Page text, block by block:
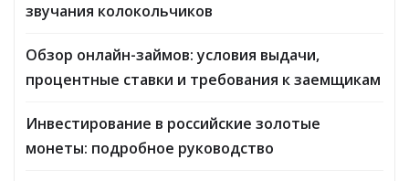
звучания колокольчиков
Обзор онлайн-займов: условия выдачи,
процентные ставки и требования к заемщикам
Инвестирование в российские золотые
монеты: подробное руководство